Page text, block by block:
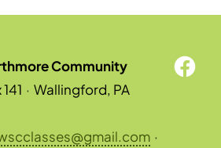
Community
· Wallingford, PA
·